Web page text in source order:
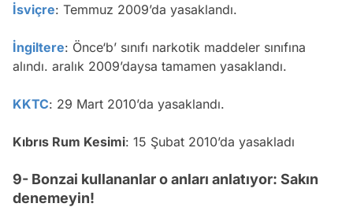
İsviçre: Temmuz 2009’da yasaklandı.
İngiltere: Önce‘b’ sınıfı narkotik maddeler sınıfına
alındı. aralık 2009’daysa tamamen yasaklandı.
KKTC: 29 Mart 2010’da yasaklandı.
Kıbrıs Rum Kesimi: 15 Şubat 2010’da yasakladı
9- Bonzai kullananlar o anları anlatıyor: Sakın
denemeyin!